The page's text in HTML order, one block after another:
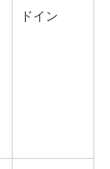
ドイン